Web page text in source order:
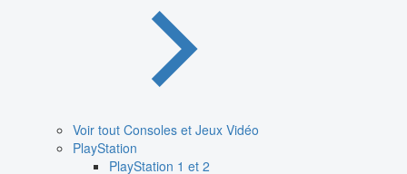
Voir tout Consoles et Jeux Vidéo
PlayStation
PlayStation 1 et 2